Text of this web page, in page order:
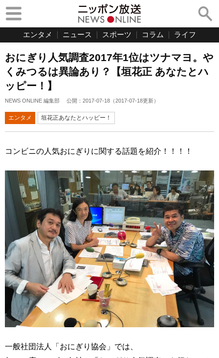
エンタメ ニュース スポーツ コラム ライフ
おにぎり人気調査2017年1位はツナマヨ。や
くみつるは異論あり？【垣花正 あなたとハ
ッピー！】
NEWS ONLINE 編集部 公開： 2017-07-18 （2017-07-18更新）
エンタメ 垣花正あなたとハッピー！
コンビニの人気おにぎりに関する話題を紹介！！！！
一般社団法人「おにぎり協会」では、